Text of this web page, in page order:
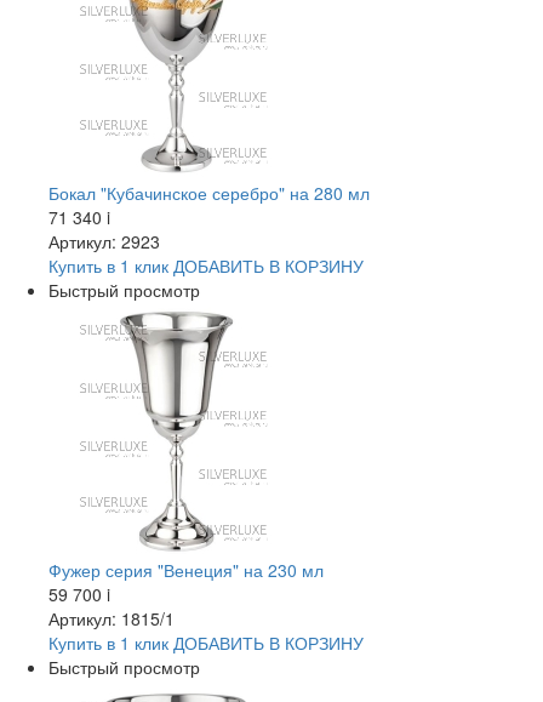
Бокал "Кубачинское серебро" на 280 мл
71 340 i
Артикул: 2923
Купить в 1 клик ДОБАВИТЬ В КОРЗИНУ
Быстрый просмотр
Фужер серия "Венеция" на 230 мл
59 700 i
Артикул: 1815/1
Купить в 1 клик ДОБАВИТЬ В КОРЗИНУ
Быстрый просмотр